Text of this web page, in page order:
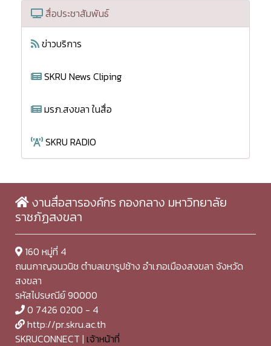
สื่อประชาสัมพันธ์
ข่าวบริการ
SKRU News Cliping
มรภ.สงขลา ในสื่อ
SKRU RADIO
งานสื่อสารองค์กร กองกลาง มหาวิทยาลัย
ราชภัฏสงขลา
160 หมู่ที่ 4
ถนนกาญจนวนิช ตำบลเขารูปช้าง อำเภอเมืองสงขลา จังหวัด
สงขลา
รหัสไปรษณีย์ 90000
0 7426 0200 - 4
http://pr.skru.ac.th
SKRUCONNECT | เจ้าหน้าที่